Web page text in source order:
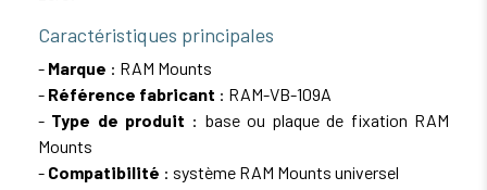
Caractéristiques principales
- Marque : RAM Mounts
- Référence fabricant : RAM-VB-109A
- Type de produit : base ou plaque de fixation RAM
Mounts
- Compatibilité : système RAM Mounts universel